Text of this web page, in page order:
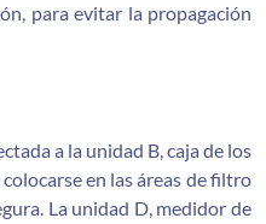
para evitar la propagación
a la unidad B, caja de los
en las áreas de filtro
La unidad D, medidor de